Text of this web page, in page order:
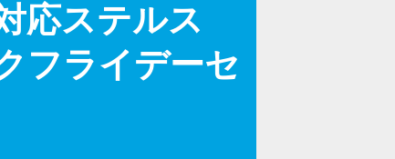
応ステルス
フライデーセ